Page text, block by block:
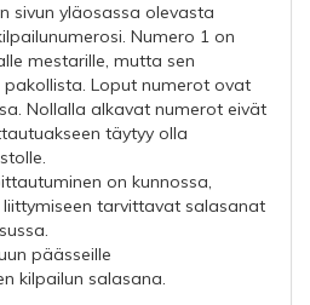
sivun yläosassa olevasta
Numero 1 on
mestarille, mutta sen
Loput numerot ovat
Nollalla alkavat numerot eivät
täytyy olla
on kunnossa,
tarvittavat salasanat
päässeille
kilpailun salasana.